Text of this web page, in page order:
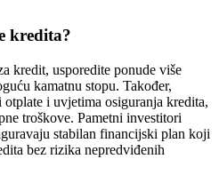
kredita?
kredit, usporedite ponude više
kamatnu stopu. Također,
i uvjetima osiguranja kredita,
troškove. Pametni investitori
stabilan financijski plan koji
bez rizika nepredviđenih